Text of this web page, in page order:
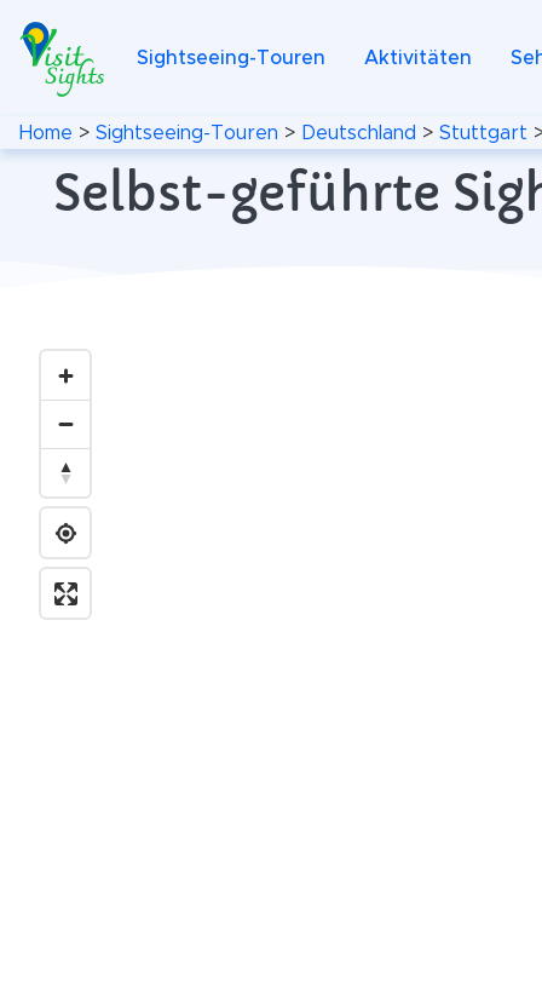
Sightseeing-Touren Aktivitäten
Home > Sightseeing-Touren > Deutschland > Stuttgart
Selbst-geführte